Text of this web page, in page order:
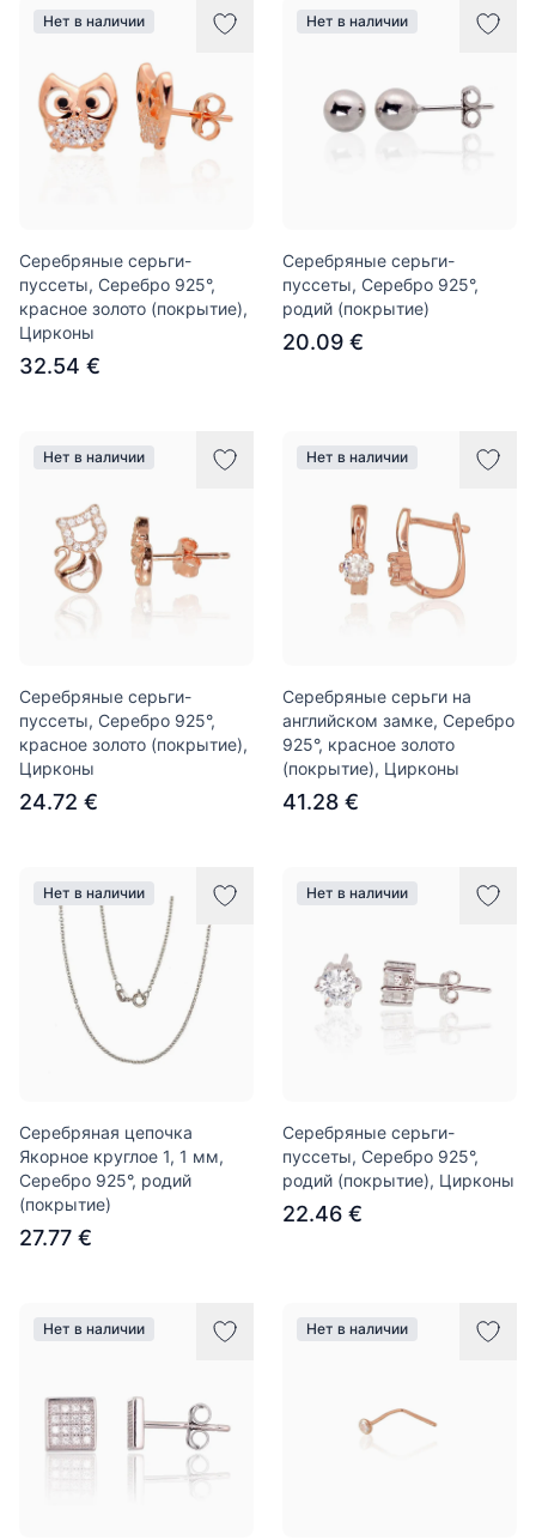
Нет в наличии
Серебряные серьги-
пуссеты, Серебро 925°,
красное золото (покрытие),
Цирконы
32.54 €
Нет в наличии
Серебряные серьги-
пуссеты, Серебро 925°,
родий (покрытие)
20.09 €
Нет в наличии
Серебряные серьги-
пуссеты, Серебро 925°,
красное золото (покрытие),
Цирконы
24.72 €
Нет в наличии
Серебряные серьги на
английском замке, Серебро
925°, красное золото
(покрытие), Цирконы
41.28 €
Нет в наличии
Серебряная цепочка
Якорное круглое 1, 1 мм,
Серебро 925°, родий
(покрытие)
27.77 €
Нет в наличии
Серебряные серьги-
пуссеты, Серебро 925°,
родий (покрытие), Цирконы
22.46 €
Нет в наличии Нет в наличии